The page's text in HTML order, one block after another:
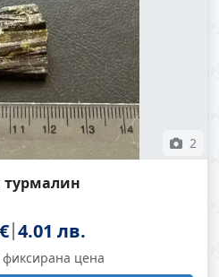
2
турмалин
4.01 лв.
цена